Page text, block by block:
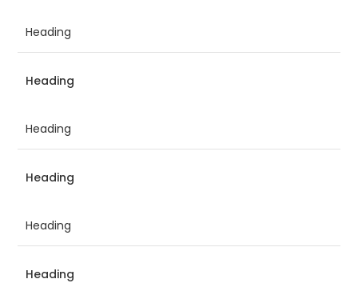
Heading
Heading
Heading
Heading
Heading
Heading